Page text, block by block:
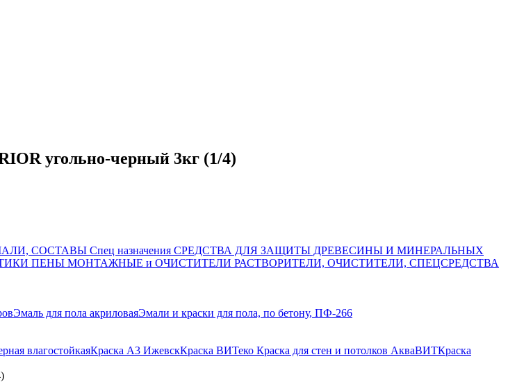
угольно-черный 3кг (1/4)
СОСТАВЫ Спец назначения СРЕДСТВА ДЛЯ ЗАЩИТЫ ДРЕВЕСИНЫ И МИНЕРАЛЬНЫХ
ПЕНЫ МОНТАЖНЫЕ и ОЧИСТИТЕЛИ РАСТВОРИТЕЛИ, ОЧИСТИТЕЛИ, СПЕЦСРЕДСТВА
Эмаль для пола акриловаяЭмали и краски для пола, по бетону, ПФ-266
влагостойкаяКраска А3 ИжевскКраска ВИТеко Краска для стен и потолков АкваВИТКраска